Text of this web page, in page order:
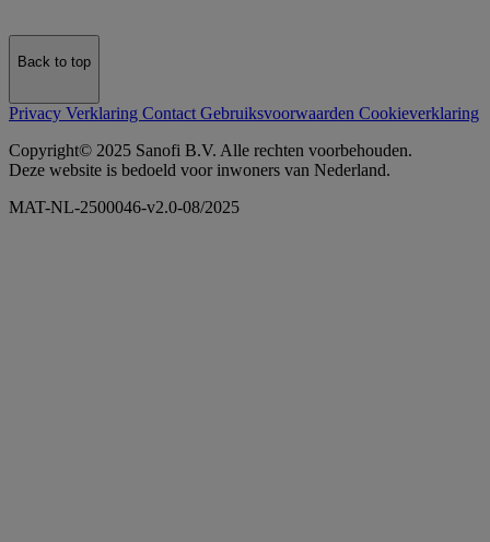
Back to top
Privacy Verklaring Contact Gebruiksvoorwaarden Cookieverklaring
Copyright© 2025 Sanofi B.V. Alle rechten voorbehouden.
Deze website is bedoeld voor inwoners van Nederland.
MAT-NL-2500046-v2.0-08/2025